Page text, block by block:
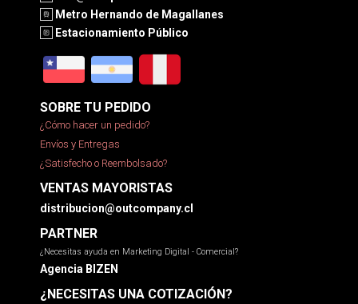
Metro Hernando de Magallanes
Estacionamiento Público
SOBRE TU PEDIDO
¿Cómo hacer un pedido?
Envíos y Entregas
¿Satisfecho o Reembolsado?
VENTAS MAYORISTAS
distribucion@outcompany.cl
PARTNER
¿Necesitas ayuda en Marketing Digital - Comercial?
Agencia BIZEN
¿NECESITAS UNA COTIZACIÓN?